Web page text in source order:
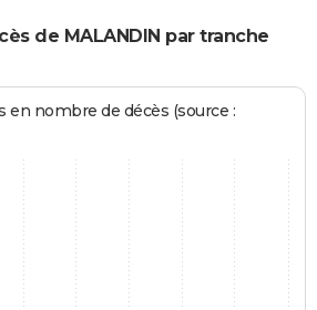
de MALANDIN par tranche
en nombre de décès (source :